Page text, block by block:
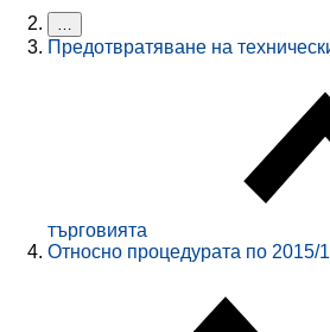
…
Предотвратяване на
търговията
Относно процедурата по 2015/